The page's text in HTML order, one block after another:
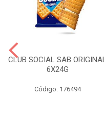
CLUB SOCIAL SAB
6X24G
Código: 176494